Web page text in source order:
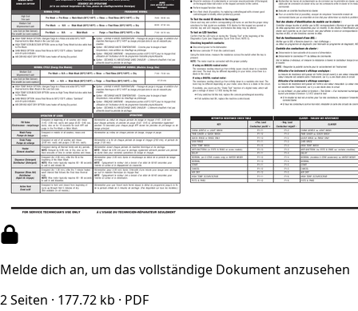
Melde dich an, um das vollständige Dokument anzusehen
2 Seiten · 177.72 kb · PDF